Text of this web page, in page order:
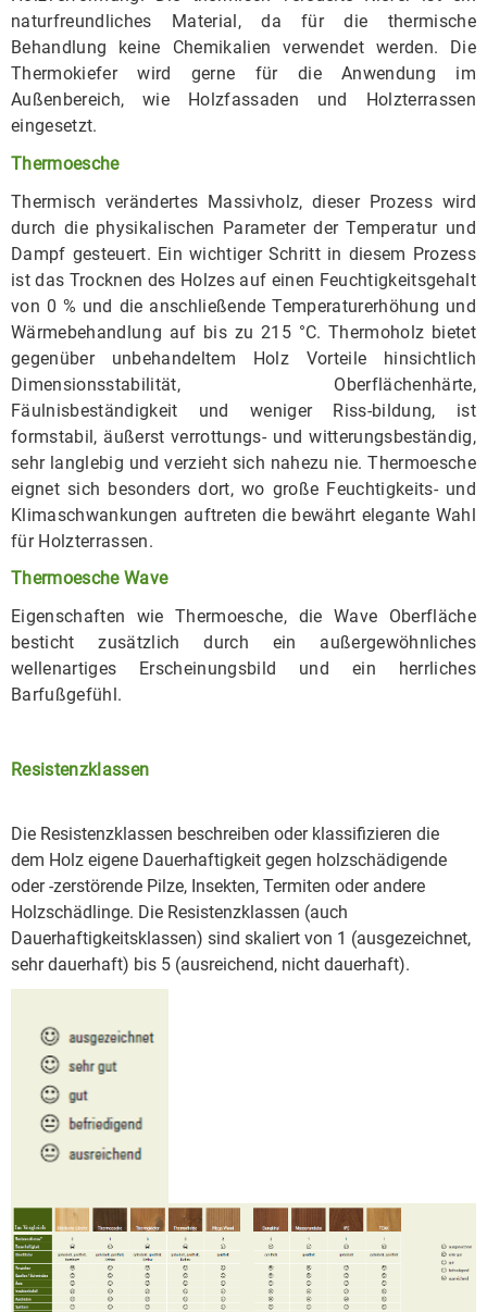
naturfreundliches Material, da für die thermische
Behandlung keine Chemikalien verwendet werden. Die
Thermokiefer wird gerne für die Anwendung im
Außenbereich, wie Holzfassaden und Holzterrassen
eingesetzt.
Thermoesche
Thermisch verändertes Massivholz, dieser Prozess wird
durch die physikalischen Parameter der Temperatur und
Dampf gesteuert. Ein wichtiger Schritt in diesem Prozess
ist das Trocknen des Holzes auf einen Feuchtigkeitsgehalt
von 0 % und die anschließende Temperaturerhöhung und
Wärmebehandlung auf bis zu 215 °C. Thermoholz bietet
gegenüber unbehandeltem Holz Vorteile hinsichtlich
Dimensionsstabilität, Oberflächenhärte,
Fäulnisbeständigkeit und weniger Riss-bildung, ist
formstabil, äußerst verrottungs- und witterungsbeständig,
sehr langlebig und verzieht sich nahezu nie. Thermoesche
eignet sich besonders dort, wo große Feuchtigkeits- und
Klimaschwankungen auftreten die bewährt elegante Wahl
für Holzterrassen.
Thermoesche Wave
Eigenschaften wie Thermoesche, die Wave Oberfläche
besticht zusätzlich durch ein außergewöhnliches
wellenartiges Erscheinungsbild und ein herrliches
Barfußgefühl.
Resistenzklassen
Die Resistenzklassen beschreiben oder klassifizieren die
dem Holz eigene Dauerhaftigkeit gegen holzschädigende
oder -zerstörende Pilze, Insekten, Termiten oder andere
Holzschädlinge. Die Resistenzklassen (auch
Dauerhaftigkeitsklassen) sind skaliert von 1 (ausgezeichnet,
sehr dauerhaft) bis 5 (ausreichend, nicht dauerhaft).